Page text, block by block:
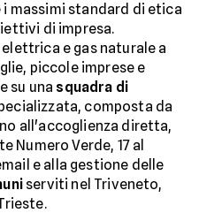
massimi standard di etica
di impresa.
e gas naturale a
piccole imprese e
su una squadra di
composta da
all'accoglienza diretta,
Numero Verde, 17 al
e alla gestione delle
serviti nel Triveneto,